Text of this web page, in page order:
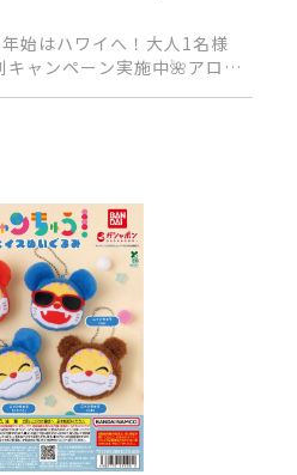
始はハワイへ！大人1名様
キャンペーン実施中🌺アロ